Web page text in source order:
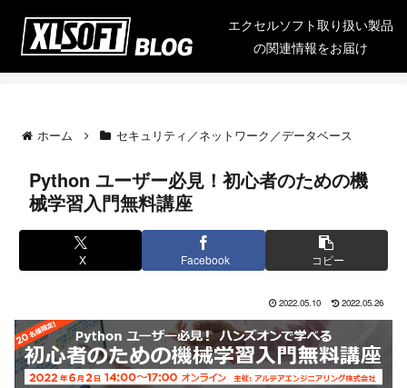
エクセルソフト取り扱い製品
の関連情報をお届け
ホーム セキュリティ／ネットワーク／データベース
Python ユーザー必見！初心者のための機
械学習入門無料講座
X Facebook コピー
2022.05.10 2022.05.26